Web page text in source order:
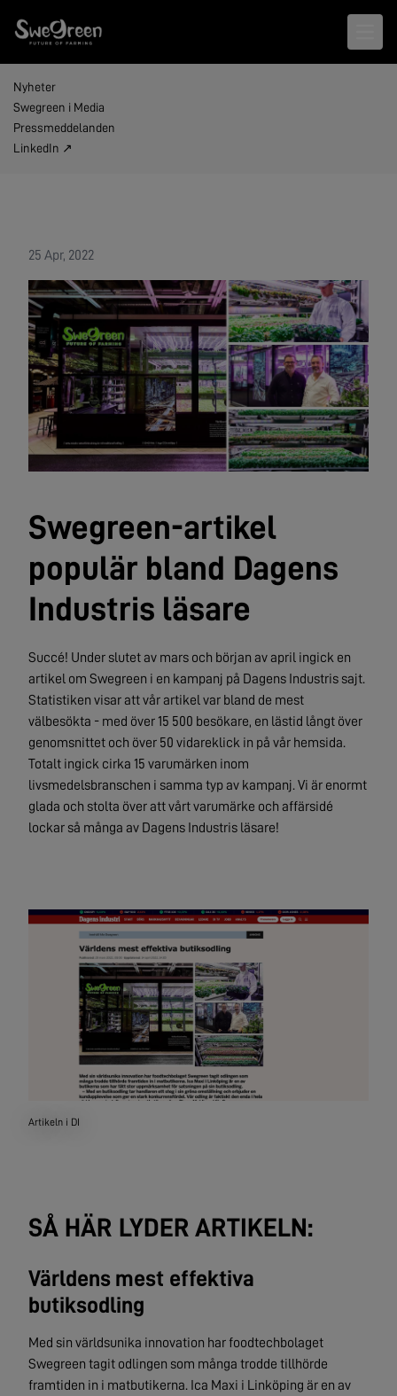
Nyheter
Swegreen i Media
Pressmeddelanden
LinkedIn ↗
25 Apr, 2022
Swegreen-artikel
populär bland Dagens
Industris läsare
Succé! Under slutet av mars och början av april ingick en
artikel om Swegreen i en kampanj på Dagens Industris sajt.
Statistiken visar att vår artikel var bland de mest
välbesökta - med över 15 500 besökare, en lästid långt över
genomsnittet och över 50 vidareklick in på vår hemsida.
Totalt ingick cirka 15 varumärken inom
livsmedelsbranschen i samma typ av kampanj. Vi är enormt
glada och stolta över att vårt varumärke och affärsidé
lockar så många av Dagens Industris läsare!
Artikeln i DI
SÅ HÄR LYDER ARTIKELN:
Världens mest effektiva
butiksodling
Med sin världsunika innovation har foodtechbolaget
Swegreen tagit odlingen som många trodde tillhörde
framtiden in i matbutikerna. Ica Maxi i Linköping är en av